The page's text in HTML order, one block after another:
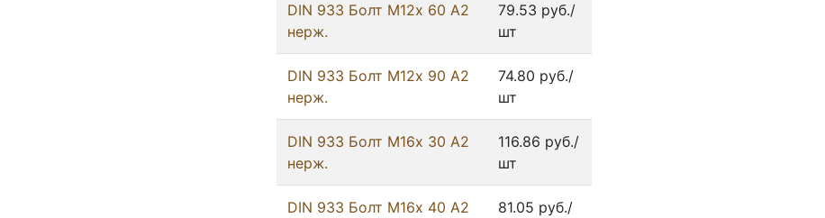
DIN 933 Болт М12х 60 А2
нерж.
79.53 руб./
шт
DIN 933 Болт М12х 90 А2
нерж.
74.80 руб./
шт
DIN 933 Болт М16х 30 А2
нерж.
116.86 руб./
шт
DIN 933 Болт М16х 40 А2
81.05 руб./